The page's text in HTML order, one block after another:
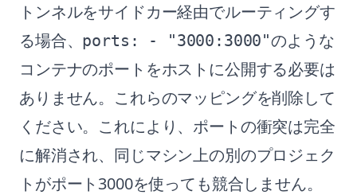
トンネルをサイドカー経由でルーティングす
る場合、 ports: - "3000:3000"のような
コンテナのポートをホストに公開する必要は
ありません。これらのマッピングを削除して
ください。これにより、ポートの衝突は完全
に解消され、同じマシン上の別のプロジェク
トがポート3000を使っても競合しません。